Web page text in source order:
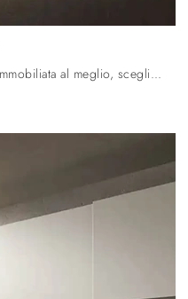
Se desideri una camera da letto ammobiliata al meglio, scegli l'armadio Libeccio e Ambra U468 con ante battenti di Moretti Compact Giorno Notte!